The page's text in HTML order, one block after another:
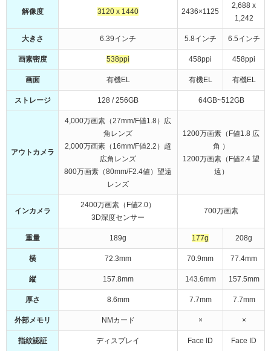
解像度 3120 x 1440 2436×1125
2,688 x
1,242
大きさ 6.39インチ 5.8インチ 6.5インチ
画素密度 538ppi 458ppi 458ppi
画面 有機EL 有機EL 有機EL
ストレージ 128 / 256GB 64GB~512GB
アウトカメラ
4,000万画素（27mm/F値1.8）広
角レンズ
2,000万画素（16mm/F値2.2）超
広角レンズ
800万画素（80mm/F2.4値）望遠
レンズ
1200万画素（F値1.8 広
角 ）
1200万画素（F値2.4 望
遠）
インカメラ
2400万画素（F値2.0）
3D深度センサー
700万画素
重量 189g 177g 208g
横 72.3mm 70.9mm 77.4mm
縦 157.8mm 143.6mm 157.5mm
厚さ 8.6mm 7.7mm 7.7mm
外部メモリ NMカード × ×
指紋認証 ディスプレイ Face ID Face ID